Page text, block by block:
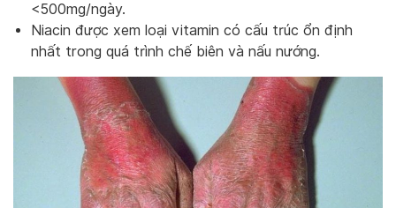
<500mg/ngày.
Niacin được xem loại vitamin có cấu trúc ổn định
nhất trong quá trình chế biên và nấu nướng.